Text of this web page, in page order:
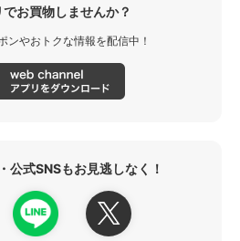
お買物しませんか？
ンやおトクな情報を配信中！
公式SNSもお見逃しなく！